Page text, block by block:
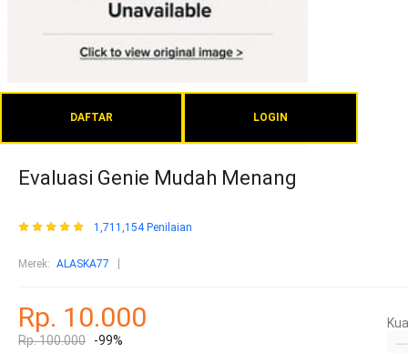
DAFTAR LOGIN
Evaluasi Genie Mudah Menang
1,711,154 Penilaian
Merek: ALASKA77
Rp. 10.000
Rp. 100.000 -99%